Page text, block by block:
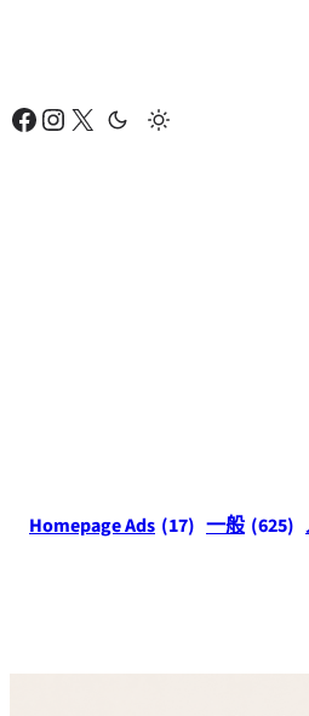
要
Facebook Instagram X
Homepage Ads (17) 一般 (625)